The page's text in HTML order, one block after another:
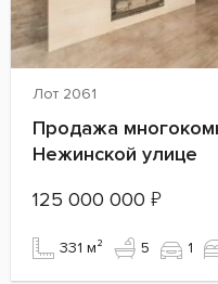
Лот 2061
Продажа
Нежинской улице
125 000 000 ₽
331 м² 5 1